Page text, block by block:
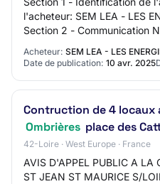
l'acheteur: SEM LEA - LES
Section 2 - Communication
Acheteur: SEM LEA - LES
Date de publication: 10 avr. 2025
Contruction de 4 locaux
Ombrières place des
42-Loire · West Europe · France
AVIS D'APPEL PUBLIC A LA
ST JEAN ST MAURICE S/